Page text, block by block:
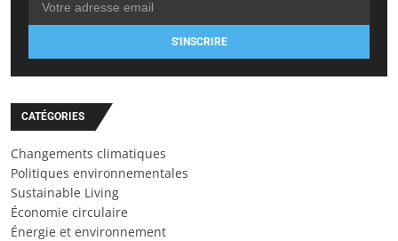
S'INSCRIRE
CATÉGORIES
Changements climatiques
Politiques environnementales
Sustainable Living
Économie circulaire
Énergie et environnement